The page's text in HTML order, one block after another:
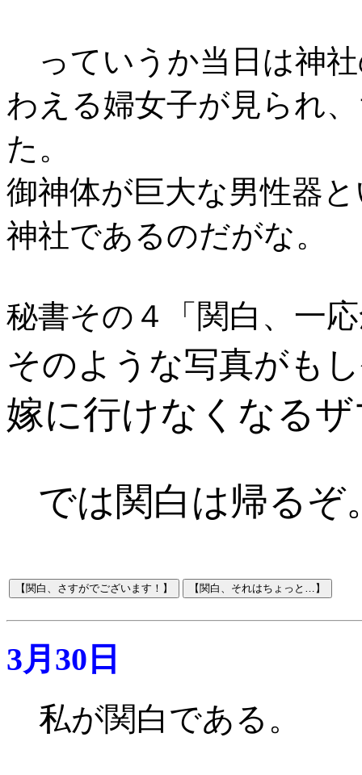
っていうか当日は神
わえる婦女子が見られ
た。
御神体が巨大な男性器
神社であるのだがな。
秘書その４「 関白、一
そのような写真がも
嫁に行けなくなるザ
では関白は帰るぞ
3月30日
私が関白である。